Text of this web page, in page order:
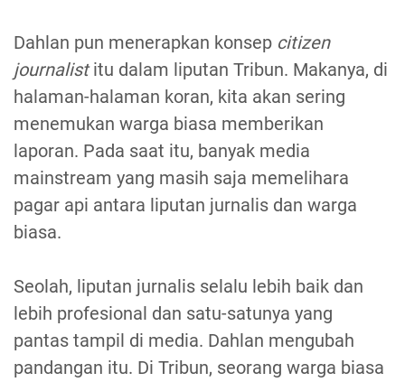
Dahlan pun menerapkan konsep citizen
journalistitu dalam liputan Tribun. Makanya, di
halaman-halaman koran, kita akan sering
menemukan warga biasa memberikan
laporan. Pada saat itu, banyak media
mainstream yang masih saja memelihara
pagar api antara liputan jurnalis dan warga
biasa.
Seolah, liputan jurnalis selalu lebih baik dan
lebih profesional dan satu-satunya yang
pantas tampil di media. Dahlan mengubah
pandangan itu. Di Tribun, seorang warga biasa